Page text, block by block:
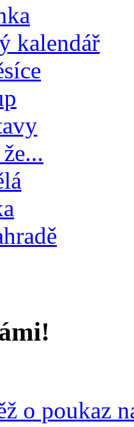
kalendář
o poukaz